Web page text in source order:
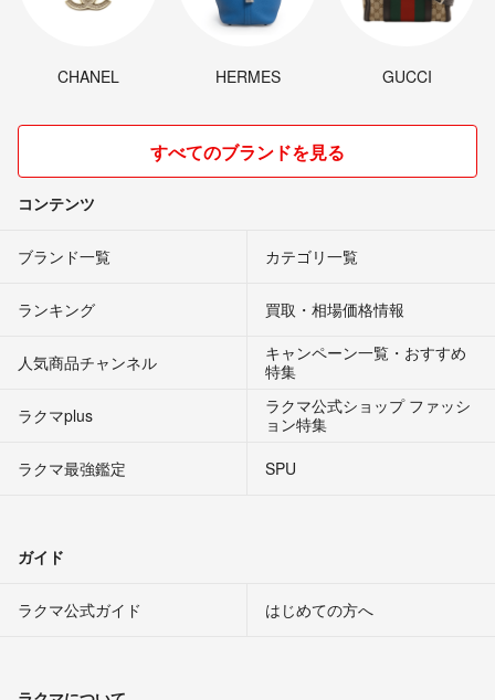
CHANEL HERMES GUCCI
すべてのブランドを見る
コンテンツ
ブランド一覧 カテゴリ一覧
ランキング 買取・相場価格情報
人気商品チャンネル
キャンペーン一覧・おすすめ
特集
ラクマplus
ラクマ公式ショップ ファッシ
ョン特集
ラクマ最強鑑定
SPU
ガイド
ラクマ公式ガイド はじめての方へ